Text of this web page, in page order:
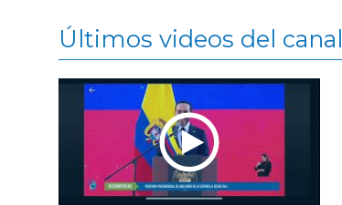
Últimos videos del canal